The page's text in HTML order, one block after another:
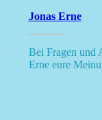
Jonas Erne
Bei Fragen und
Erne eure